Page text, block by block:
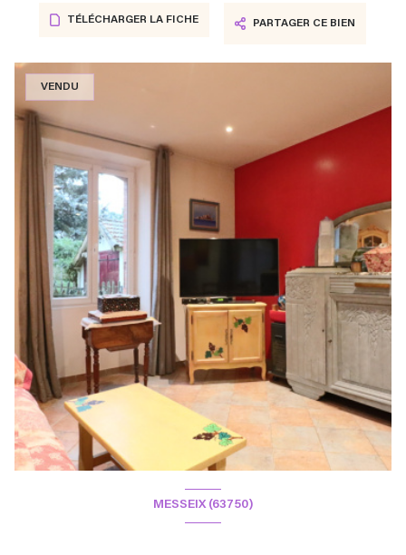
TÉLÉCHARGER LA FICHE PARTAGER CE BIEN
VENDU
MESSEIX (63750)